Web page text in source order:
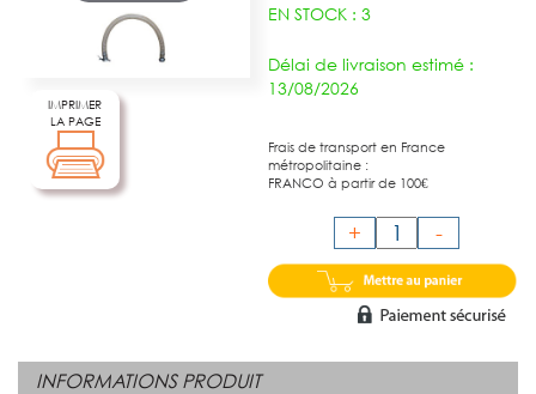
EN STOCK : 3
Délai de livraison estimé :
13/08/2026
Frais de transport en France
métropolitaine :
FRANCO à partir de 100€
+ -
IMPRIMER
LA PAGE
INFORMATIONS PRODUIT